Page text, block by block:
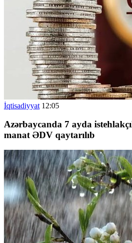
İqtisadiyyat 12:05
Azərbaycanda 7 ayda
manat ƏDV qaytarılıb